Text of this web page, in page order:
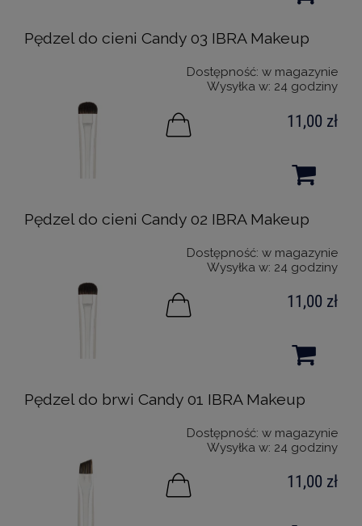
Pędzel do cieni Candy 03 IBRA Makeup
Dostępność: w magazynie
Wysyłka w: 24 godziny
11,00 zł
Pędzel do cieni Candy 02 IBRA Makeup
Dostępność: w magazynie
Wysyłka w: 24 godziny
11,00 zł
Pędzel do brwi Candy 01 IBRA Makeup
Dostępność: w magazynie
Wysyłka w: 24 godziny
11,00 zł